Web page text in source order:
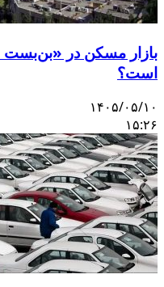
بازار مسکن در «بن‌بست
است؟
۱۴۰۵/۰۵/۱۰
۱۵:۲۶